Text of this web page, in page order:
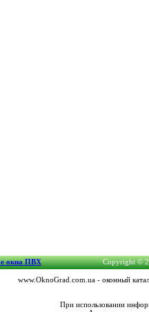
окна ПВХ Copyright ©
www.OknoGrad.com.ua - оконный
При использовании